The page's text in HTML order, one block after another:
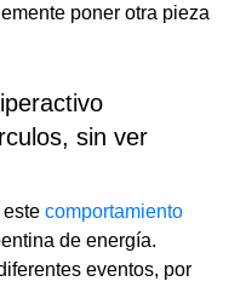
poner otra pieza
sin ver
este comportamiento
de energía.
eventos, por